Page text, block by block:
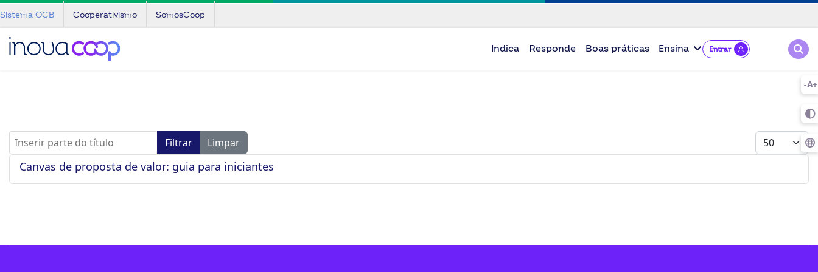
Sistema OCB Cooperativismo SomosCoop
Indica Responde Boas práticas Ensina Entrar
Inserir parte do título Filtrar Limpar Mostrar #
Canvas de proposta de valor: guia para iniciantes